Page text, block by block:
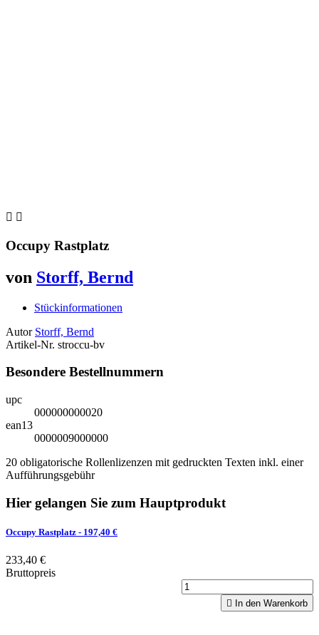
 
Occupy Rastplatz
von Storff, Bernd
Stückinformationen
Autor Storff, Bernd
Artikel-Nr. stroccu-bv
Besondere Bestellnummern
upc
000000000020
ean13
0000009000000
20 obligatorische Rollenlizenzen mit gedruckten Texten inkl. einer
Aufführungsgebühr
Hier gelangen Sie zum Hauptprodukt
Occupy Rastplatz - 197,40 €
233,40 €
Bruttopreis
 In den Warenkorb